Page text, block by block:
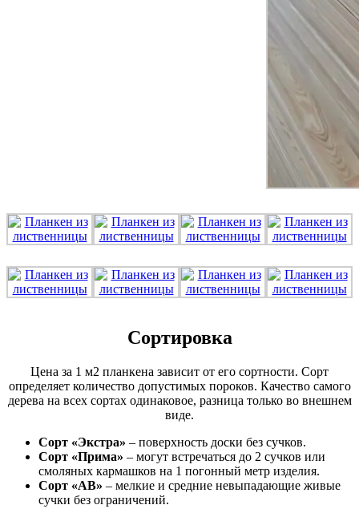
Сортировка
Цена за 1 м2 планкена зависит от его сортности. Сорт
определяет количество допустимых пороков. Качество самого
дерева на всех сортах одинаковое, разница только во внешнем
виде.
Сорт «Экстра» – поверхность доски без сучков.
Сорт «Прима» – могут встречаться до 2 сучков или
смоляных кармашков на 1 погонный метр изделия.
Сорт «АВ» – мелкие и средние невыпадающие живые
сучки без ограничений.